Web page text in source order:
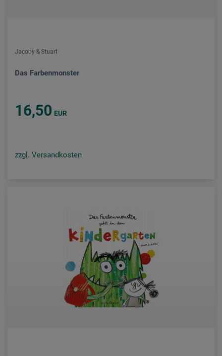
Jacoby & Stuart
Das Farbenmonster
16,50 EUR
zzgl. Versandkosten